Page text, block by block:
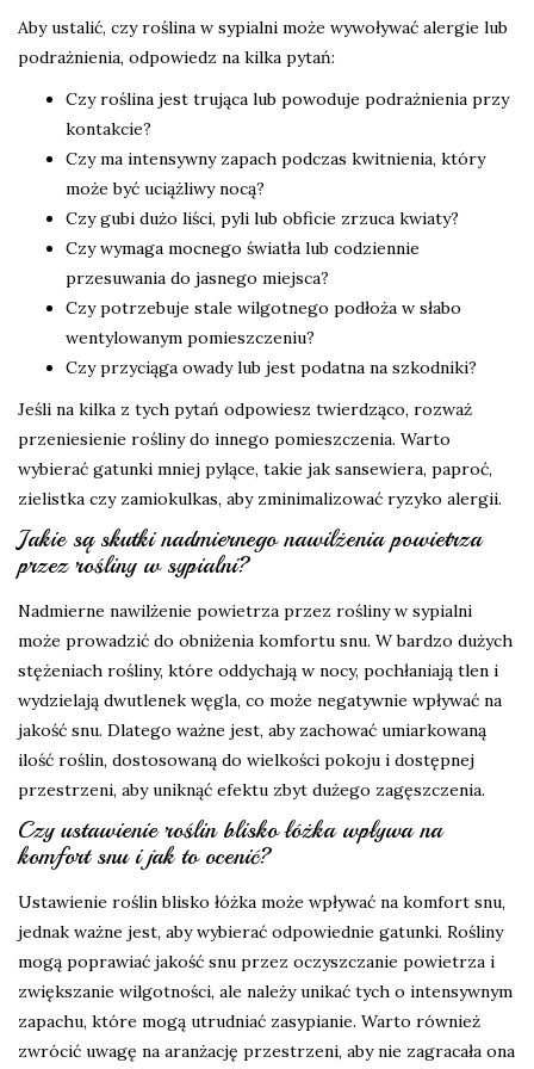
Aby ustalić, czy roślina w sypialni może wywoływać alergie lub
podrażnienia, odpowiedz na kilka pytań:
Czy roślina jest trująca lub powoduje podrażnienia przy
kontakcie?
Czy ma intensywny zapach podczas kwitnienia, który
może być uciążliwy nocą?
Czy gubi dużo liści, pyli lub obficie zrzuca kwiaty?
Czy wymaga mocnego światła lub codziennie
przesuwania do jasnego miejsca?
Czy potrzebuje stale wilgotnego podłoża w słabo
wentylowanym pomieszczeniu?
Czy przyciąga owady lub jest podatna na szkodniki?
Jeśli na kilka z tych pytań odpowiesz twierdząco, rozważ
przeniesienie rośliny do innego pomieszczenia. Warto
wybierać gatunki mniej pylące, takie jak sansewiera, paproć,
zielistka czy zamiokulkas, aby zminimalizować ryzyko alergii.
Jakie są skutki nadmiernego nawilżenia powietrza
przez rośliny w sypialni?
Nadmierne nawilżenie powietrza przez rośliny w sypialni
może prowadzić do obniżenia komfortu snu. W bardzo dużych
stężeniach rośliny, które oddychają w nocy, pochłaniają tlen i
wydzielają dwutlenek węgla, co może negatywnie wpływać na
jakość snu. Dlatego ważne jest, aby zachować umiarkowaną
ilość roślin, dostosowaną do wielkości pokoju i dostępnej
przestrzeni, aby uniknąć efektu zbyt dużego zagęszczenia.
Czy ustawienie roślin blisko łóżka wpływa na
komfort snu i jak to ocenić?
Ustawienie roślin blisko łóżka może wpływać na komfort snu,
jednak ważne jest, aby wybierać odpowiednie gatunki. Rośliny
mogą poprawiać jakość snu przez oczyszczanie powietrza i
zwiększanie wilgotności, ale należy unikać tych o intensywnym
zapachu, które mogą utrudniać zasypianie. Warto również
zwrócić uwagę na aranżację przestrzeni, aby nie zagracała ona